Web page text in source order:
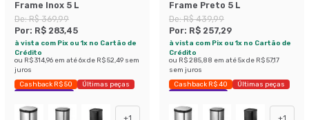
Frame Inox 5 L
De:R$ 369,99
Por: R$ 283,45
à vista com Pix ou 1x no Cartão de
Crédito
ou R$ 314,96 em até6x de R$ 52,49 sem
juros
Cashback R$ 50
Últimas peças
Economize 23%
Frame Preto 5 L
De:R$ 439,99
Por: R$ 257,29
à vista com Pix ou 1x no Cartão de
Crédito
ou R$ 285,88 em até5x de R$ 57,17
sem juros
Cashback R$ 40
Últimas peças
Economize 41%